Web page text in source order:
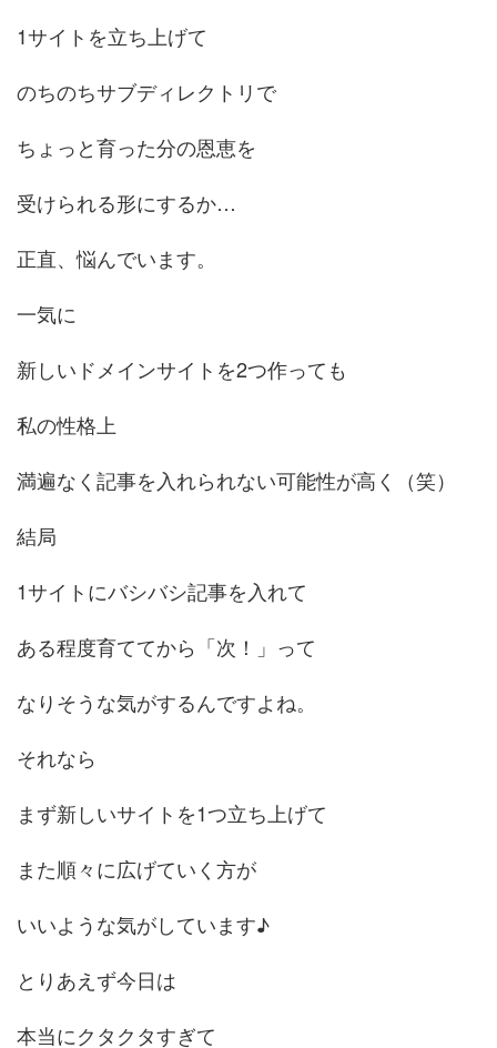
1サイトを立ち上げて
のちのちサブディレクトリで
ちょっと育った分の恩恵を
受けられる形にするか…
正直、悩んでいます。
一気に
新しいドメインサイトを2つ作っても
私の性格上
満遍なく記事を入れられない可能性が高く（笑）
結局
1サイトにバシバシ記事を入れて
ある程度育ててから「次！」って
なりそうな気がするんですよね。
それなら
まず新しいサイトを1つ立ち上げて
また順々に広げていく方が
いいような気がしています♪
とりあえず今日は
本当にクタクタすぎて